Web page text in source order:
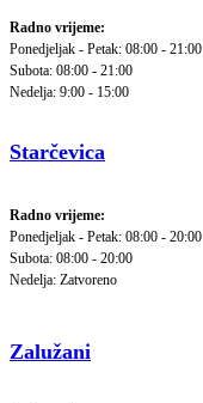
Radno vrijeme:
Ponedjeljak - Petak: 08:00 - 21:00
Subota: 08:00 - 21:00
Nedelja: 9:00 - 15:00
Starčevica
Radno vrijeme:
Ponedjeljak - Petak: 08:00 - 20:00
Subota: 08:00 - 20:00
Nedelja: Zatvoreno
Zalužani